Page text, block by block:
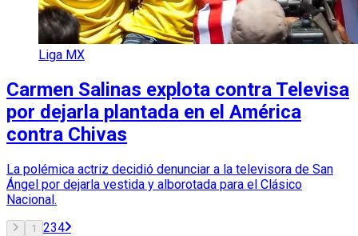
Liga MX
Carmen Salinas explota contra Televisa
por dejarla plantada en el América
contra Chivas
La polémica actriz decidió denunciar a la televisora de San
Ángel por dejarla vestida y alborotada para el Clásico
Nacional.
1 234